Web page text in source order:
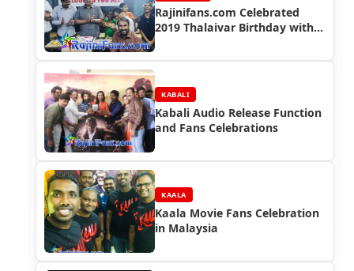
Rajinifans.com Celebrated
2019 Thalaivar Birthday with
KABALI
Kabali Audio Release Function
and Fans Celebrations
KAALA
Kaala Movie Fans Celebration
in Malaysia